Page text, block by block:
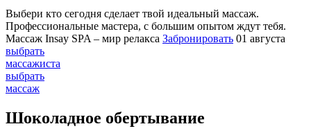
Выбери кто сегодня сделает твой идеальный массаж.
Профессиональные мастера, с большим опытом ждут тебя.
Массаж Insay SPA – мир релакса Забронировать 01 августа
выбрать
массажиста
выбрать
массаж
Шоколадное обертывание